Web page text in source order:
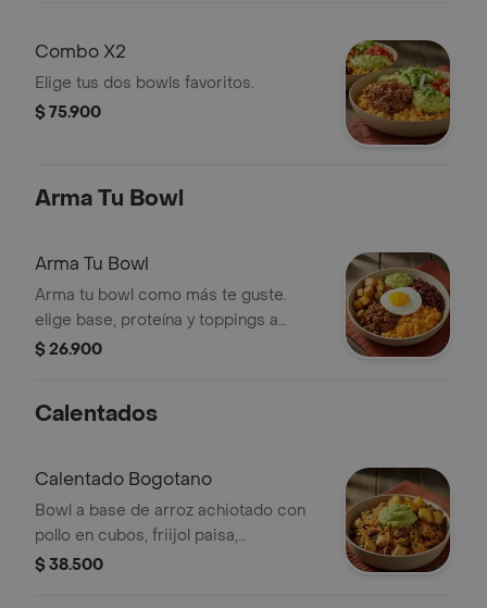
Combo X2
Elige tus dos bowls favoritos.
$ 75.900
Arma Tu Bowl
Arma Tu Bowl
Arma tu bowl como más te guste.
elige base, proteína y toppings a
elección. todo viene mezclado en tu
$ 26.900
Calentados
Calentado Bogotano
Bowl a base de arroz achiotado con
pollo en cubos, friijol paisa,
guacamole, papa y cilantro.
$ 38.500